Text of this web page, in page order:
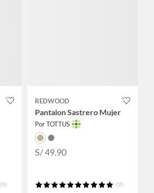
(9)
REDWOOD
Pantalon Sastrero Mujer
Por TOTTUS
S/ 49.90
(2)